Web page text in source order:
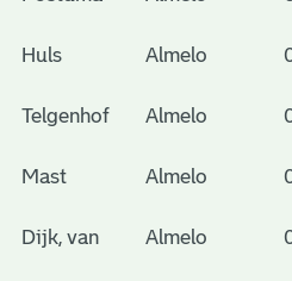
Huls Almelo
Telgenhof Almelo
Mast Almelo
Dijk, van Almelo